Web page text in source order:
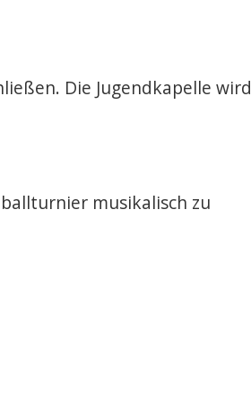
Die Jugendkapelle wird
musikalisch zu